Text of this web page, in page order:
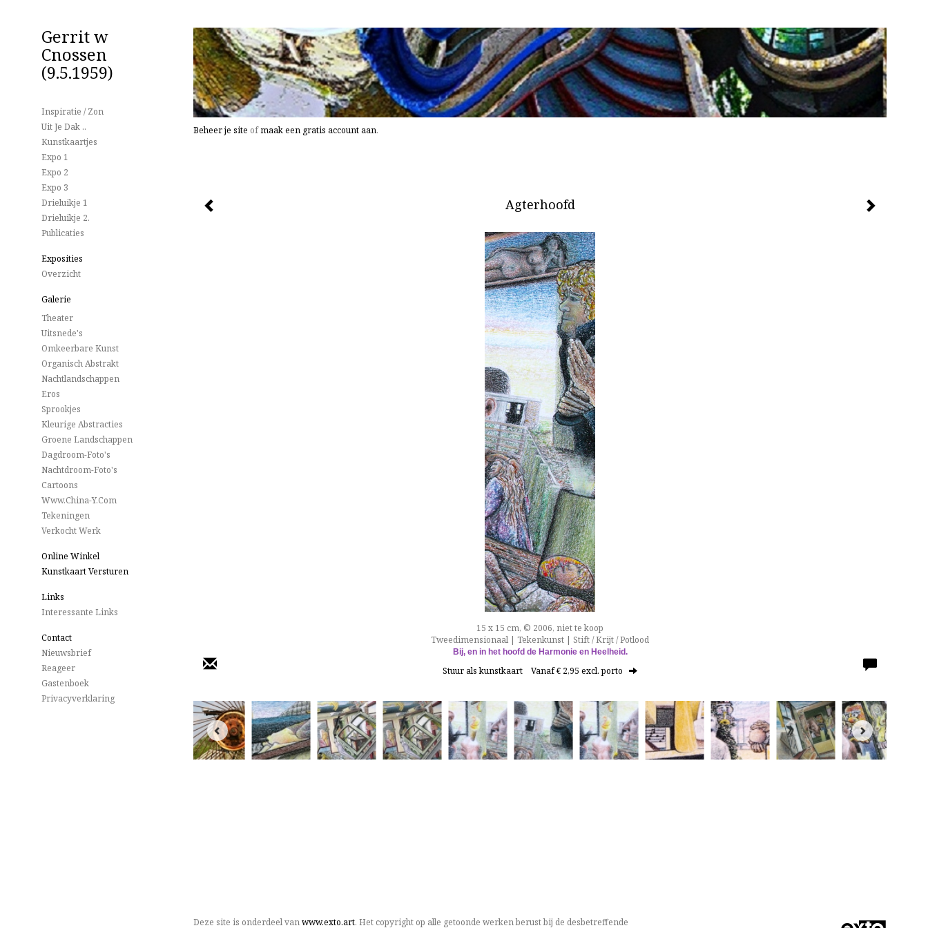
Beheer je site ofmaak een gratis account aan.
Agterhoofd
15 x 15 cm, © 2006, niet te koop
Tweedimensionaal | Tekenkunst | Stift / Krijt / Potlood
Bij, en in het hoofd de Harmonie en Heelheid.
Stuur als kunstkaart Vanaf € 2,95 excl. porto
Gerrit w
Cnossen
(9.5.1959)
Inspiratie / Zon
Uit Je Dak ..
Kunstkaartjes
Expo 1
Expo 2
Expo 3
Drieluikje 1
Drieluikje 2.
Publicaties
Exposities
Overzicht
Galerie
Theater
Uitsnede's
Omkeerbare Kunst
Organisch Abstrakt
Nachtlandschappen
Eros
Sprookjes
Kleurige Abstracties
Groene Landschappen
Dagdroom-Foto's
Nachtdroom-Foto's
Cartoons
Www.China-Y.com
Tekeningen
Verkocht Werk
Online Winkel
Kunstkaart Versturen
Links
Interessante Links
Contact
Nieuwsbrief
Reageer
Gastenboek
Privacyverklaring
Deze site is onderdeel vanwww.exto.art. Het copyright op alle getoonde werken berust bij de desbetreffende